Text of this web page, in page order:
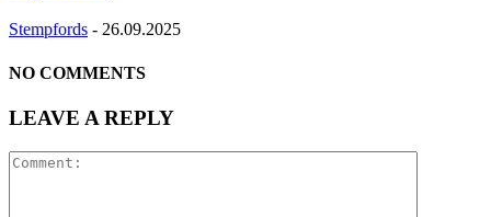
Stempfords - 26.09.2025
NO COMMENTS
LEAVE A REPLY